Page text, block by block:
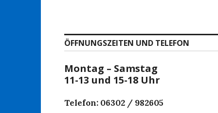
ÖFFNUNGSZEITEN UND TELEFON
Montag – Samstag
11-13 und 15-18 Uhr
Telefon: 06302 / 982605